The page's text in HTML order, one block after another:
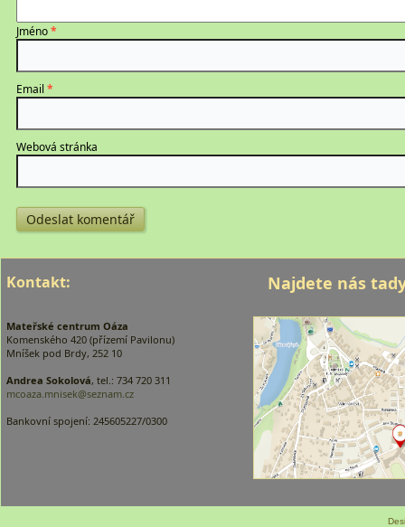
Jméno*
Email *
Webová stránka
Kontakt:
Mateřské centrum Oáza
Komenského 420 (přízemí Pavilonu)
Mníšek pod Brdy, 252 10
Andrea Sokolová, tel.: 734 720 311
mcoaza.mnisek@seznam.cz
Bankovní spojení: 245605227/0300
Najdete nás